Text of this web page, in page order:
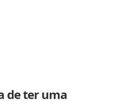
de ter uma